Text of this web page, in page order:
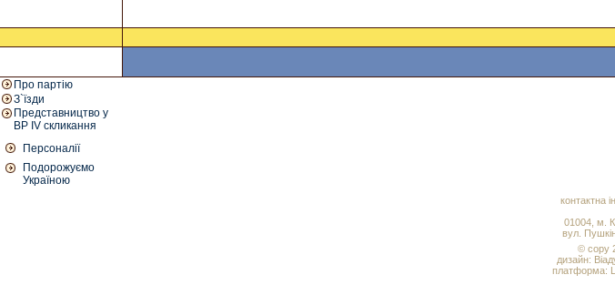
Про партію
З`їзди
Представництво у
ВР IV скликання
Персоналії
Подорожуємо
Україною
контактна
01004, м.
вул.
© copy
дизайн:
платформа: